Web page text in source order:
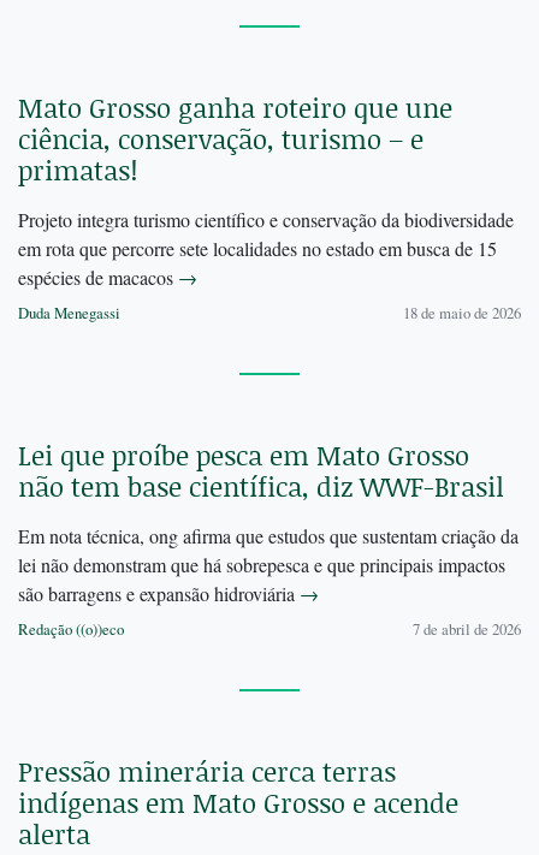
Mato Grosso ganha roteiro que une
ciência, conservação, turismo – e
primatas!
Projeto integra turismo científico e conservação da biodiversidade
em rota que percorre sete localidades no estado em busca de 15
espécies de macacos →
Duda Menegassi 18 de maio de 2026
Lei que proíbe pesca em Mato Grosso
não tem base científica, diz WWF-Brasil
Em nota técnica, ong afirma que estudos que sustentam criação da
lei não demonstram que há sobrepesca e que principais impactos
são barragens e expansão hidroviária →
Redação ((o))eco 7 de abril de 2026
Pressão minerária cerca terras
indígenas em Mato Grosso e acende
alerta